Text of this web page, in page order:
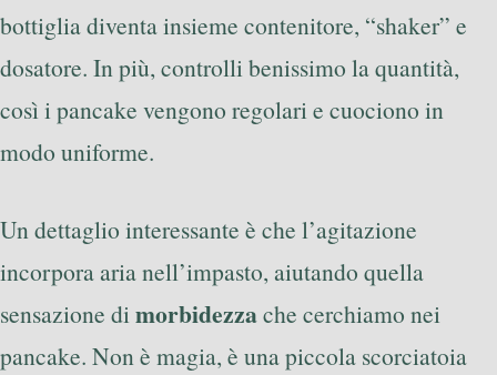
bottiglia diventa insieme contenitore, “shaker” e
dosatore. In più, controlli benissimo la quantità,
così i pancake vengono regolari e cuociono in
modo uniforme.
Un dettaglio interessante è che l’agitazione
incorpora aria nell’impasto, aiutando quella
sensazione dimorbidezzache cerchiamo nei
pancake. Non è magia, è una piccola scorciatoia